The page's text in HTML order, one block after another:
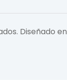
Diseñado en